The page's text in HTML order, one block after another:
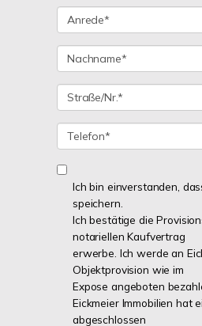
Ich bin einverstanden,
speichern.
Ich bestätige die
notariellen Kaufvertrag
erwerbe. Ich werde an
Objektprovision wie im
Expose angeboten
Eickmeier Immobilien hat
abgeschlossen